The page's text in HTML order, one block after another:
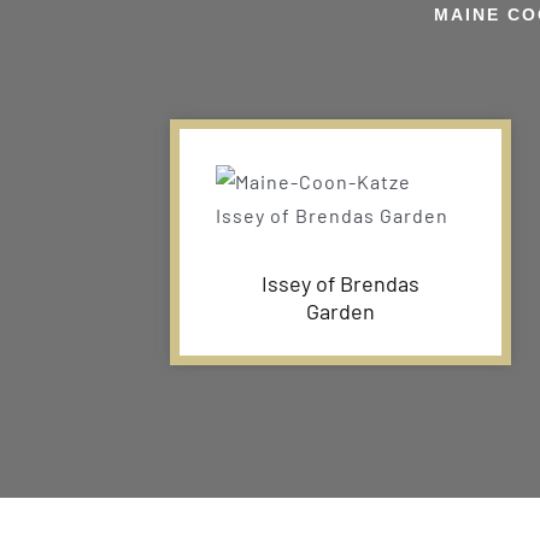
MAINE
Issey of Brendas
Garden